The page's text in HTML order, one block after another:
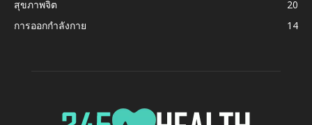
สุขภาพจิต
20
การออกกำลังกาย
14